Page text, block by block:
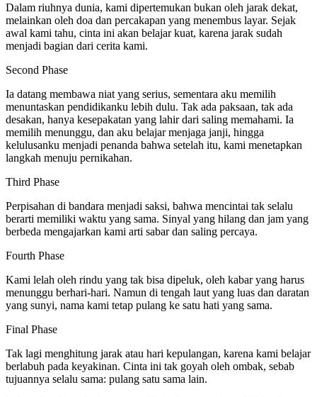
Dalam riuhnya dunia, kami dipertemukan bukan oleh jarak dekat,
melainkan oleh doa dan percakapan yang menembus layar. Sejak
awal kami tahu, cinta ini akan belajar kuat, karena jarak sudah
menjadi bagian dari cerita kami.
Second Phase
Ia datang membawa niat yang serius, sementara aku memilih
menuntaskan pendidikanku lebih dulu. Tak ada paksaan, tak ada
desakan, hanya kesepakatan yang lahir dari saling memahami. Ia
memilih menunggu, dan aku belajar menjaga janji, hingga
kelulusanku menjadi penanda bahwa setelah itu, kami menetapkan
langkah menuju pernikahan.
Third Phase
Perpisahan di bandara menjadi saksi, bahwa mencintai tak selalu
berarti memiliki waktu yang sama. Sinyal yang hilang dan jam yang
berbeda mengajarkan kami arti sabar dan saling percaya.
Fourth Phase
Kami lelah oleh rindu yang tak bisa dipeluk, oleh kabar yang harus
menunggu berhari-hari. Namun di tengah laut yang luas dan daratan
yang sunyi, nama kami tetap pulang ke satu hati yang sama.
Final Phase
Tak lagi menghitung jarak atau hari kepulangan, karena kami belajar
berlabuh pada keyakinan. Cinta ini tak goyah oleh ombak, sebab
tujuannya selalu sama: pulang satu sama lain.